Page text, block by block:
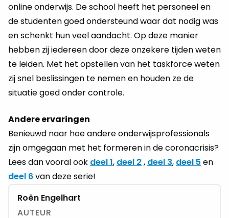
online onderwijs. De school heeft het personeel en
de studenten goed ondersteund waar dat nodig was
en schenkt hun veel aandacht. Op deze manier
hebben zij iedereen door deze onzekere tijden weten
te leiden. Met het opstellen van het taskforce weten
zij snel beslissingen te nemen en houden ze de
situatie goed onder controle.
Andere ervaringen
Benieuwd naar hoe andere onderwijsprofessionals
zijn omgegaan met het formeren in de coronacrisis?
Lees dan vooral ook deel 1, deel 2 , deel 3, deel 5 en
deel 6van deze serie!
Roën Engelhart
AUTEUR